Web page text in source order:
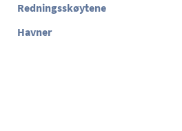
Redningsskøytene
Havner